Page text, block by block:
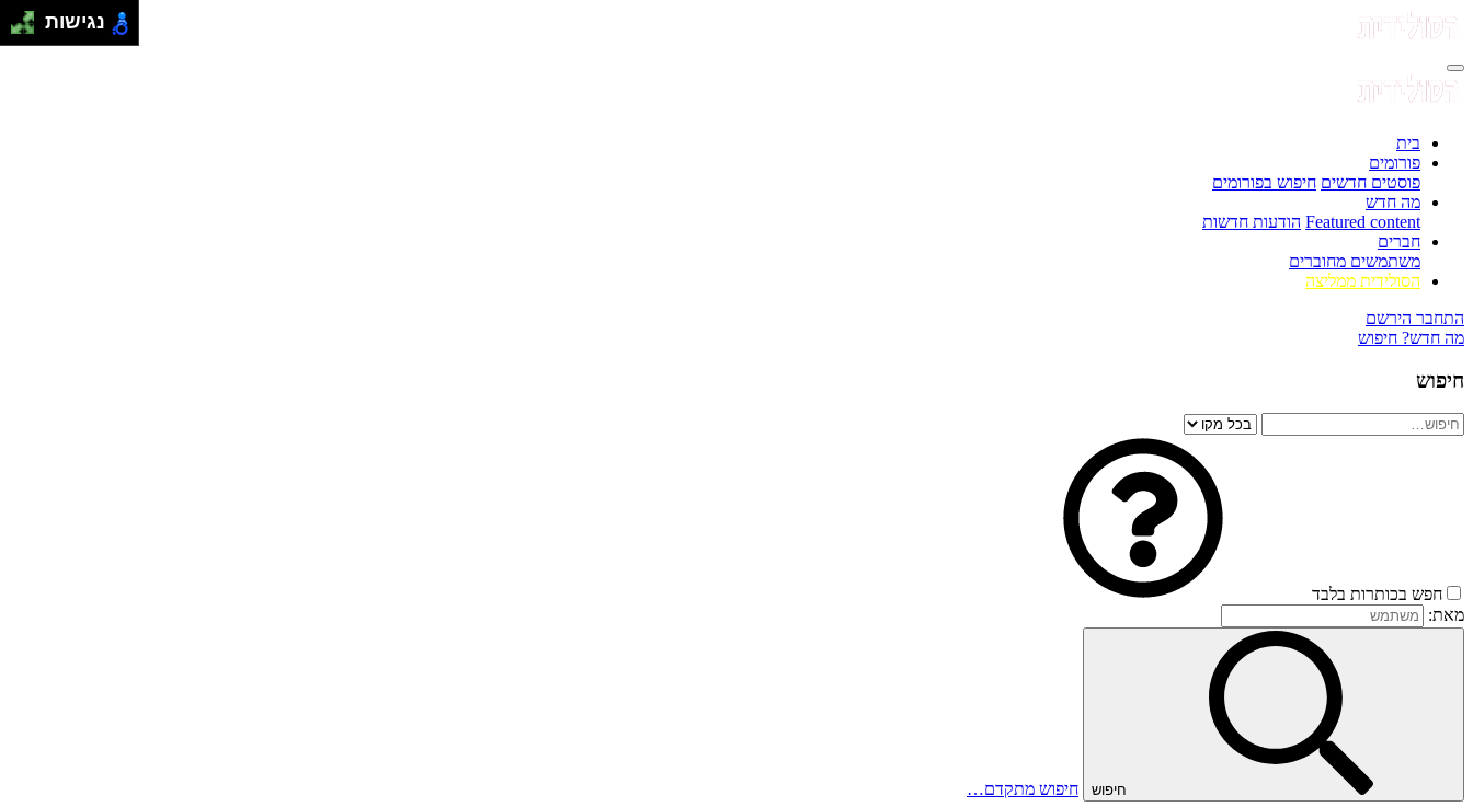
בית
פורומים
פוסטים חדשים חיפוש בפורומים
מה חדש
Featured content הודעות חדשות
חברים
משתמשים מחוברים
הסולידית ממליצה
התחבר הירשם
מה חדש? חיפוש
חיפוש
חפש בכותרות בלבד
מאת:
חיפוש חיפוש מתקדם…
נגישות